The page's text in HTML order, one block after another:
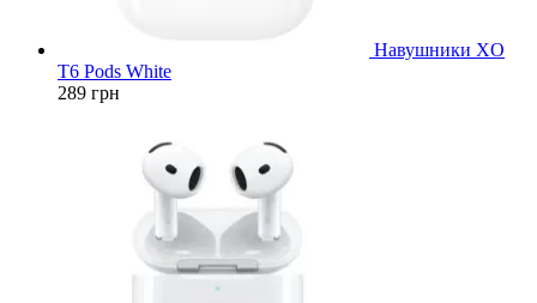
Навушники XO
T6 Pods White
289 грн